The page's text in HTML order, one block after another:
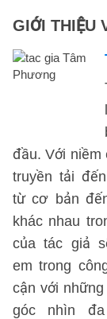
GIỚI THIỆU
đầu. Với niềm
truyền tải
từ cơ bản
khác nhau
của tác giả
em trong
cận với
góc nhìn